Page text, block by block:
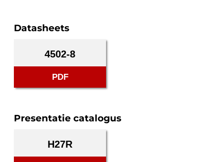
Datasheets
4502-8
PDF
Presentatie catalogus
H27R